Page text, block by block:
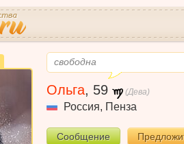
свободна
Ольга, 59 (Дева)
Россия, Пенза
Сообщение